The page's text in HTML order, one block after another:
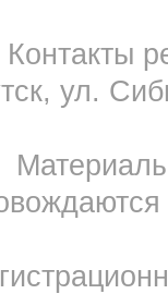
Контакты
ул.